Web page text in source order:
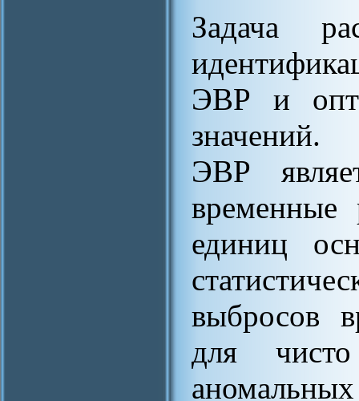
Задача
ЭВР и
значений.
ЭВР
временные
единиц
выбросов
для чисто